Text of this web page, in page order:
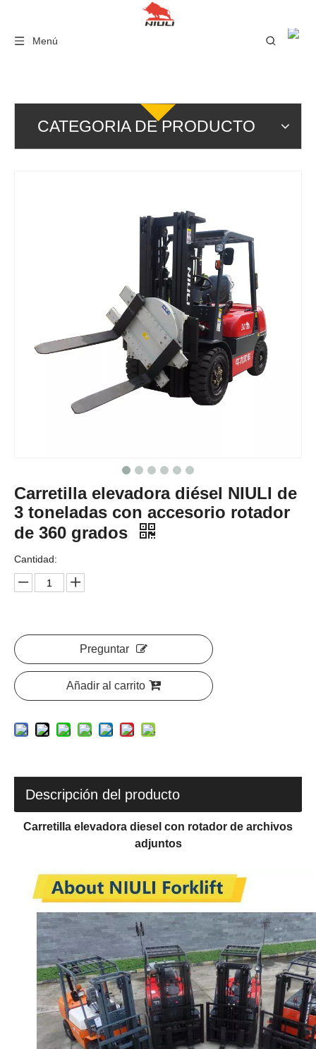
Menú
CATEGORIA DE PRODUCTO
Carretilla elevadora diésel NIULI de
3 toneladas con accesorio rotador
de 360 ​​grados
Cantidad:
Preguntar
Añadir al carrito
Descripción del producto
Carretilla elevadora diesel con rotador de archivos
adjuntos